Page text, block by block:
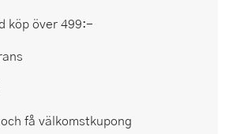
köp över 499:-
få välkomstkupong